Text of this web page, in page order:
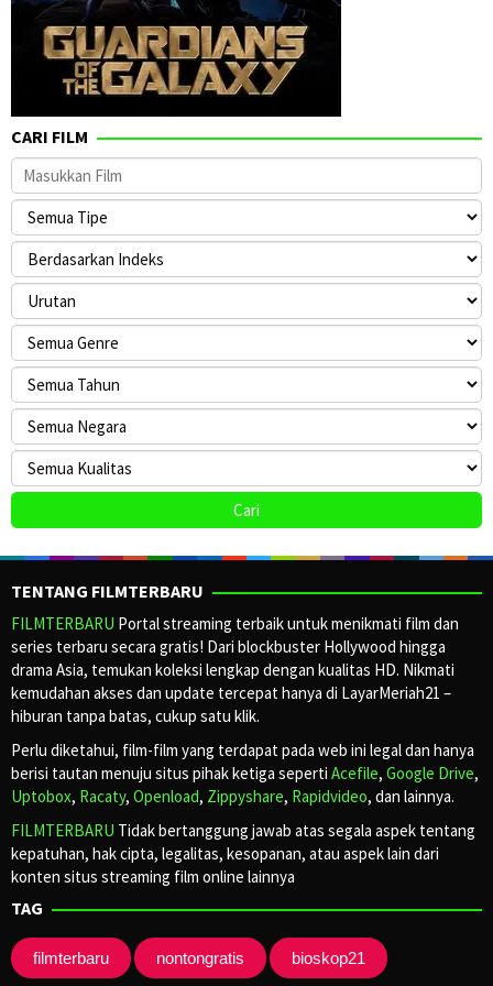
CARI FILM
TENTANG FILMTERBARU
FILMTERBARU Portal streaming terbaik untuk menikmati film dan
series terbaru secara gratis! Dari blockbuster Hollywood hingga
drama Asia, temukan koleksi lengkap dengan kualitas HD. Nikmati
kemudahan akses dan update tercepat hanya di LayarMeriah21 –
hiburan tanpa batas, cukup satu klik.
Perlu diketahui, film-film yang terdapat pada web ini legal dan hanya
berisi tautan menuju situs pihak ketiga seperti Acefile, Google Drive,
Uptobox, Racaty, Openload, Zippyshare, Rapidvideo, dan lainnya.
FILMTERBARU Tidak bertanggung jawab atas segala aspek tentang
kepatuhan, hak cipta, legalitas, kesopanan, atau aspek lain dari
konten situs streaming film online lainnya
TAG
filmterbaru nontongratis bioskop21